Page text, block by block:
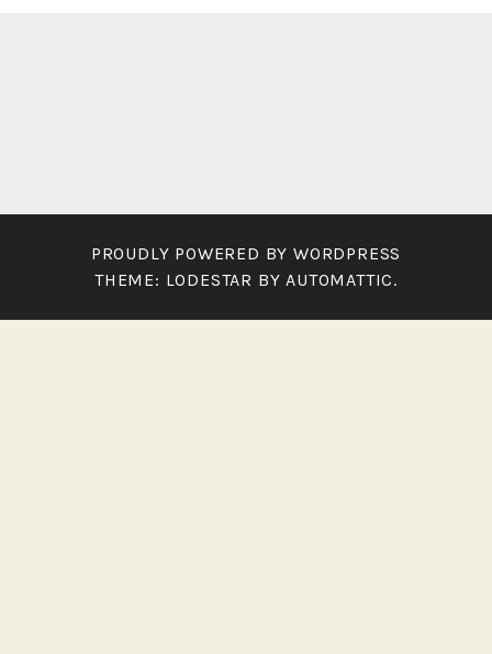
PROUDLY POWERED BY WORDPRESS
THEME: LODESTAR BY AUTOMATTIC.